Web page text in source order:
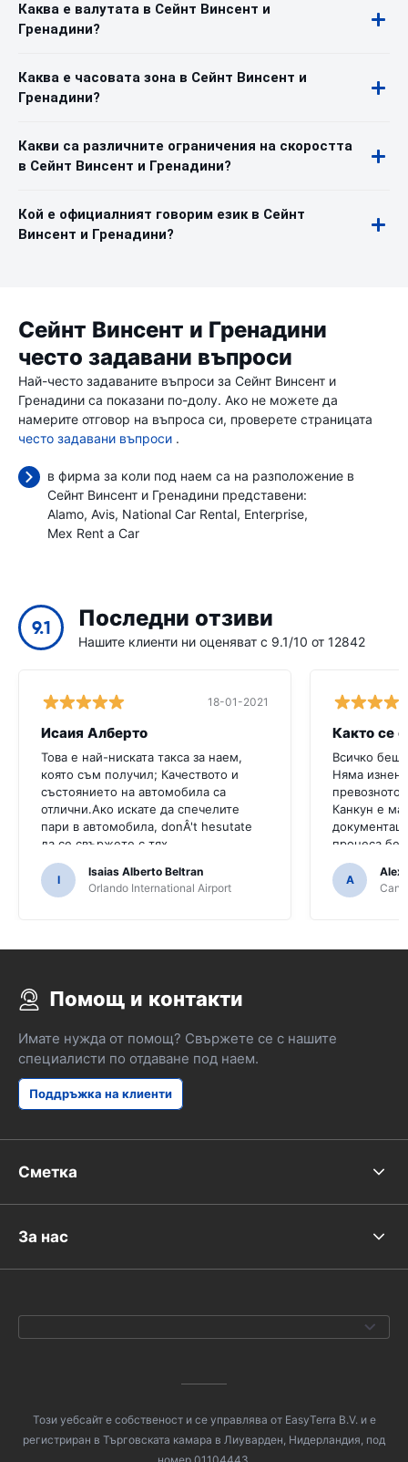
Каква е валутата в Сейнт Винсент и
Гренадини?
Каква е часовата зона в Сейнт Винсент и
Гренадини?
Какви са различните ограничения на скоростта
в Сейнт Винсент и Гренадини?
Кой е официалният говорим език в Сейнт
Винсент и Гренадини?
Сейнт Винсент и Гренадини
често задавани въпроси
Най-често задаваните въпроси за Сейнт Винсент и
Гренадини са показани по-долу. Ако не можете да
намерите отговор на въпроса си, проверете страницата
често задавани въпроси .
в фирма за коли под наем са на разположение в
Сейнт Винсент и Гренадини представени:
Alamo Avis National Car Rental Enterprise
Mex Rent a Car
9.1 Последни отзиви
Нашите клиенти ни оценяват с 9.1/10 от 12842
18-01-2021
Исаия Алберто
Това е най-ниската такса за наем,
която съм получил; Качеството и
състоянието на автомобила са
отлични.Ако искате да спечелите
пари в автомобила, donÂ't hesutate
да се свържете с тях
I
Isaias Alberto Beltran
Orlando International Airport
Както се
Всичко
Няма
превозното
Канкун е
процеса
A
Alex
Помощ и контакти
Имате нужда от помощ? Свържете се с нашите
специалисти по отдаване под наем.
Поддръжка на клиенти
Сметка
За нас
Този уебсайт е собственост и се управлява от EasyTerra B.V. и е
регистриран в Търговската камара в Лиуварден, Нидерландия, под